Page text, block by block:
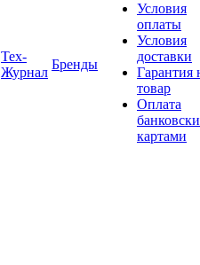
Тех-
Журнал
Бренды
Условия
оплаты
Условия
доставки
Гарантия
товар
Оплата
картами